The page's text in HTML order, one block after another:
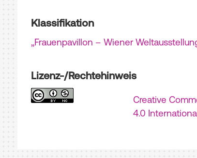
Klassifikation
„Frauenpavillon – Wiener
Lizenz-/Rechtehinweis
Creative
4.0